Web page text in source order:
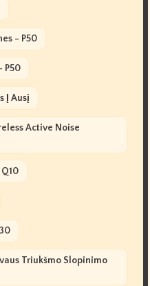
- P50
P50
Į Ausį
Active Noise
Triukšmo Slopinimo